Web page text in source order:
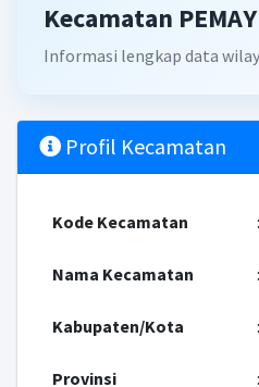
Kecamatan
Informasi lengkap data
Profil Kecamatan
Kode Kecamatan
Nama Kecamatan :
Kabupaten/Kota :
Provinsi :